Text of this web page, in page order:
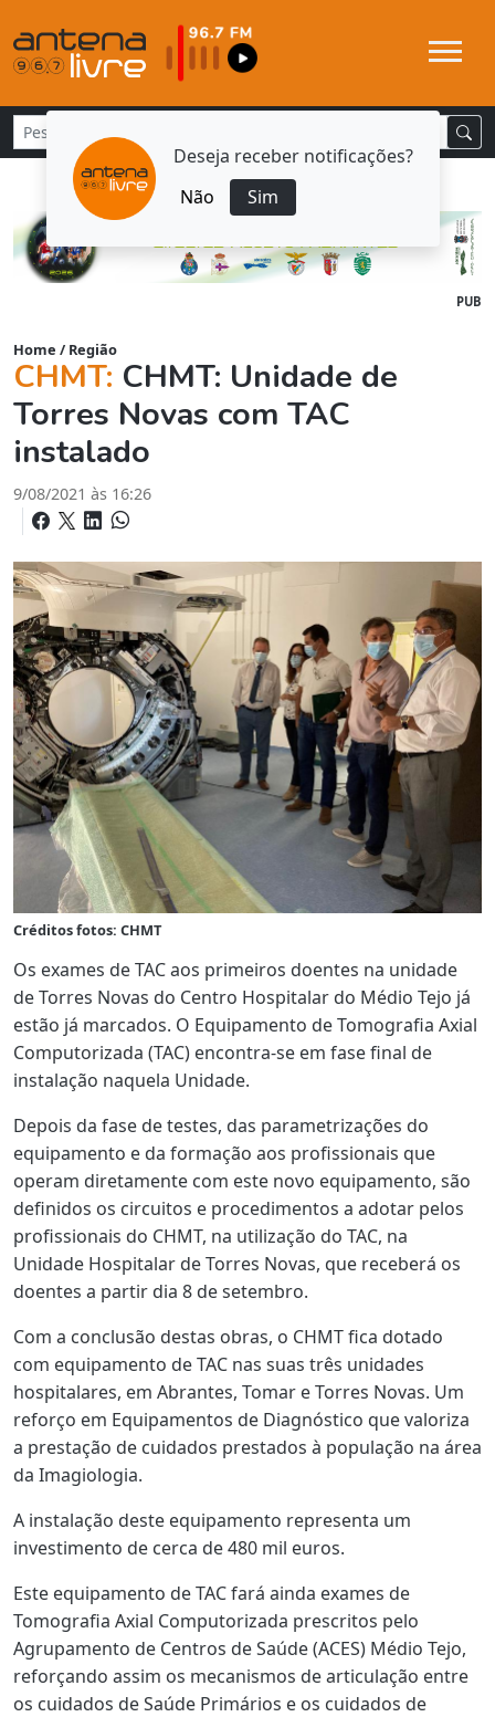
Deseja receber notificações?
Não
Sim
PUB
Home / Região
CHMT: CHMT: Unidade de
Torres Novas com TAC
instalado
9/08/2021 às 16:26
Créditos fotos: CHMT
Os exames de TAC aos primeiros doentes na unidade
de Torres Novas do Centro Hospitalar do Médio Tejo já
estão já marcados. O Equipamento de Tomografia Axial
Computorizada (TAC) encontra-se em fase final de
instalação naquela Unidade.
Depois da fase de testes, das parametrizações do
equipamento e da formação aos profissionais que
operam diretamente com este novo equipamento, são
definidos os circuitos e procedimentos a adotar pelos
profissionais do CHMT, na utilização do TAC, na
Unidade Hospitalar de Torres Novas, que receberá os
doentes a partir dia 8 de setembro.
Com a conclusão destas obras, o CHMT fica dotado
com equipamento de TAC nas suas três unidades
hospitalares, em Abrantes, Tomar e Torres Novas. Um
reforço em Equipamentos de Diagnóstico que valoriza
a prestação de cuidados prestados à população na área
da Imagiologia.
A instalação deste equipamento representa um
investimento de cerca de 480 mil euros.
Este equipamento de TAC fará ainda exames de
Tomografia Axial Computorizada prescritos pelo
Agrupamento de Centros de Saúde (ACES) Médio Tejo,
reforçando assim os mecanismos de articulação entre
os cuidados de Saúde Primários e os cuidados de